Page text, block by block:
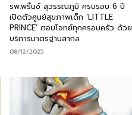
รพ.พริ้นซ์ สุวรรณภูมิ ครบรอบ 6 ปี
เปิดตัวศูนย์สุขภาพเด็ก ‘LITTLE
PRINCE’ ตอบโจทย์ทุกครอบครัว ด้วย
บริการมาตรฐานสากล
08/12/2025